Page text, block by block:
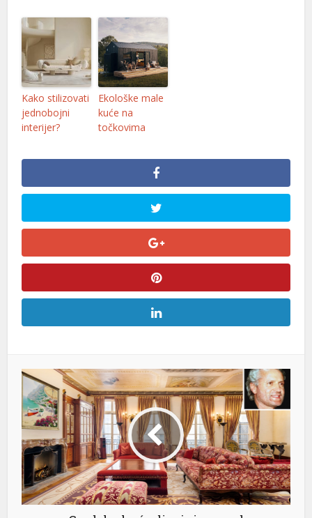
Kako stilizovati
jednobojni
interijer?
Ekološke male
kuće na
točkovima